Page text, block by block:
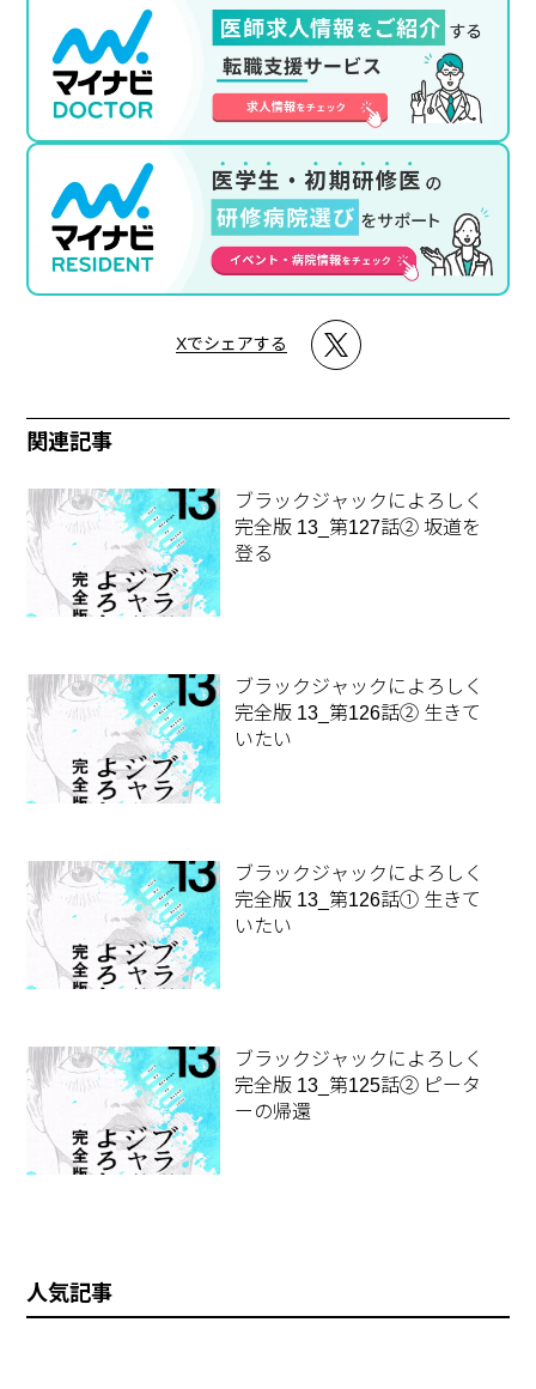
Xでシェアする
関連記事
ブラックジャックによろしく
完全版 13_第127話② 坂道を
登る
ブラックジャックによろしく
完全版 13_第126話② 生きて
いたい
ブラックジャックによろしく
完全版 13_第126話① 生きて
いたい
ブラックジャックによろしく
完全版 13_第125話② ピータ
ーの帰還
人気記事